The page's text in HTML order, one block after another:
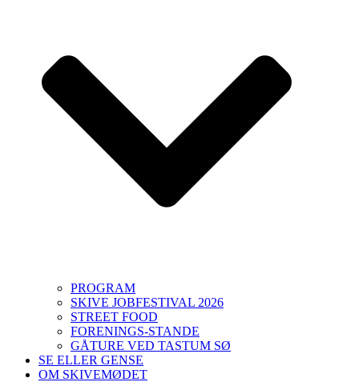
PROGRAM
SKIVE JOBFESTIVAL 2026
STREET FOOD
FORENINGS-STANDE
GÅTURE VED TASTUM SØ
SE ELLER GENSE
OM SKIVEMØDET